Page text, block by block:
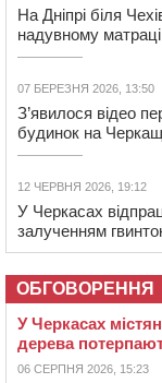
На Дніпрі біля
надувному матраці
07 БЕРЕЗНЯ 2026, 13:50
З’явилося відео
будинок на
12 ЧЕРВНЯ 2026, 19:12
У Черкасах
залученням
ОБГОВОРЕННЯ
У Черкасах
дерева
06 СЕРПНЯ 2026, 15:23